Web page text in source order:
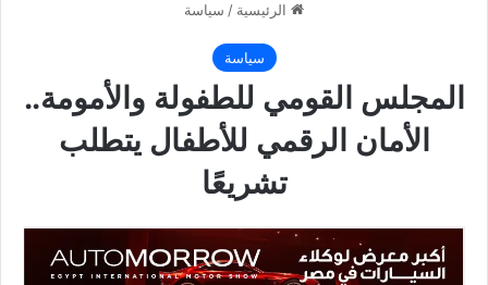
الرئيسية / سياسة
سياسة
المجلس القومي للطفولة والأمومة..
الأمان الرقمي للأطفال يتطلب
تشريعًا